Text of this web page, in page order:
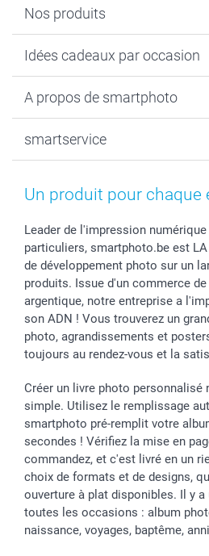
Nos produits
Cadeaux photo
Tirage photo & agrandissement
MyNameBook
Stickers & Etiquettes
Calendrier photos & Agendas
Dénicheur d'idées cadeau
Idées cadeaux par occasion
Anniversaire
Fin d'études
Naissance & baptême
Toussaint
Rentrée des classes
Communion
Saint-Valentin
Vacances
A propos de smartphoto
Durabilité
Conditions
Plaintes
Conditions générales
Vie privée
Gestion des cookies
Tarifs
Investisseurs
Droit de rétractation
smartservice
smartgarantie
smartfriends
Modes de paiement
Modes de livraison
Grandes Quantités
Statut de ma commande
Un produit pour chaque
Leader de l'impression
particuliers, smartphoto.be est
de développement photo sur un
produits. Issue d'un commerce
argentique, notre entreprise a
son ADN ! Vous trouverez un
photo, agrandissements et
toujours au rendez-vous et la
Créer un livre photo personnalisé
simple. Utilisez le remplissage
smartphoto pré-remplit votre
secondes ! Vérifiez la mise en
commandez, et c'est livré en un
choix de formats et de designs,
ouverture à plat disponibles. Il y
toutes les occasions : album
naissance, voyages, baptême,